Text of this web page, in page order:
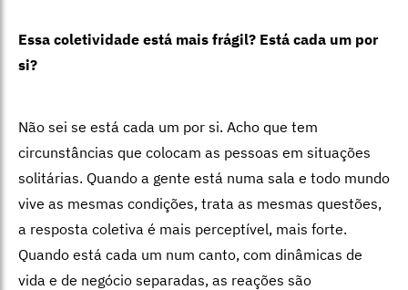
Essa coletividade está mais frágil? Está cada um por
si?
Não sei se está cada um por si. Acho que tem
circunstâncias que colocam as pessoas em situações
solitárias. Quando a gente está numa sala e todo mundo
vive as mesmas condições, trata as mesmas questões,
a resposta coletiva é mais perceptível, mais forte.
Quando está cada um num canto, com dinâmicas de
vida e de negócio separadas, as reações são